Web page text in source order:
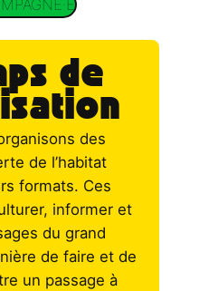
de
des
de l’habitat
formats. Ces
informer et
du grand
de faire et de
un passage à